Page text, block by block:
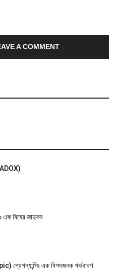
A COMMENT
এক বিষের জাদুকর
প্রেগন্যান্সিঃ এক বিপদজনক গর্ভধারণ